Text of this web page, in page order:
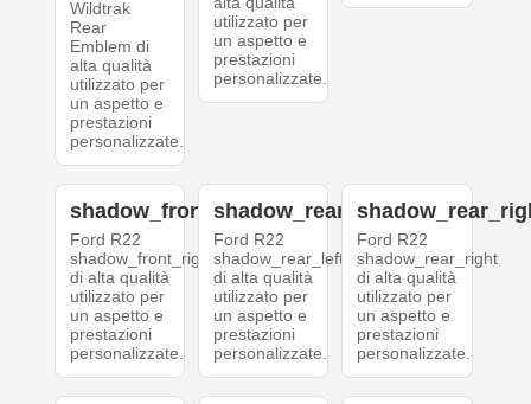
Wildtrak
Rear
Emblem di
alta qualità
utilizzato per
un aspetto e
prestazioni
personalizzate.
utilizzato per
un aspetto e
prestazioni
personalizzate.
shadow_front_right
Ford R22
shadow_front_right
di alta qualità
utilizzato per
un aspetto e
prestazioni
personalizzate.
shadow_rear_left
Ford R22
shadow_rear_left
di alta qualità
utilizzato per
un aspetto e
prestazioni
personalizzate.
Ford R22
shadow_rear_right
di alta qualità
utilizzato per
un aspetto e
prestazioni
personalizzate.